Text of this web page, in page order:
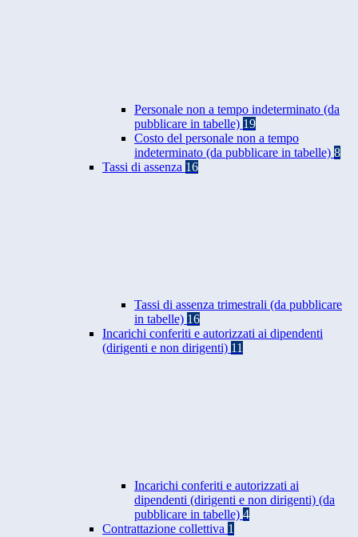
Personale non a tempo indeterminato (da
pubblicare in tabelle) 19
Costo del personale non a tempo
indeterminato (da pubblicare in tabelle) 8
Tassi di assenza 16
Tassi di assenza trimestrali (da pubblicare
in tabelle) 16
Incarichi conferiti e autorizzati ai dipendenti
(dirigenti e non dirigenti) 11
Incarichi conferiti e autorizzati ai
dipendenti (dirigenti e non dirigenti) (da
pubblicare in tabelle) 4
Contrattazione collettiva 1